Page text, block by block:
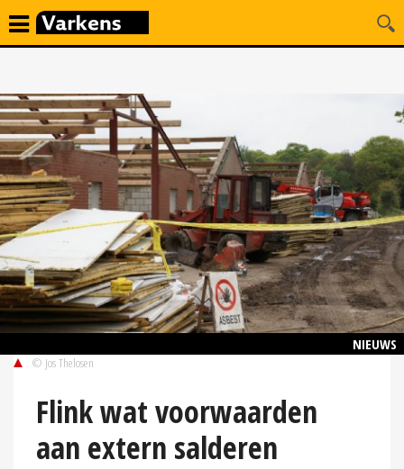
NIEUWS
© Jos Thelosen
Flink wat voorwaarden
aan extern salderen